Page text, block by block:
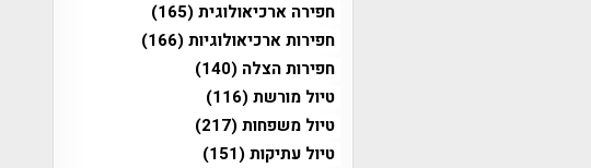
חפירה ארכיאולוגית(165)
חפירות ארכיאולוגיות(166)
חפירות הצלה (140)
טיול מורשת(116)
טיול משפחות(217)
טיול עתיקות(151)